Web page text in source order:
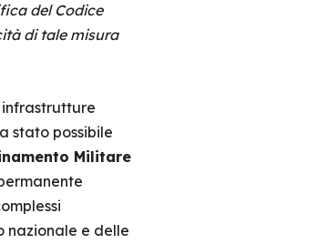
del Codice
di tale misura
stato possibile
Militare
nazionale e delle